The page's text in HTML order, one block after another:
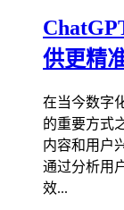
供更精
在当今数字
的重要方式
内容和用户
通过分析用
效...